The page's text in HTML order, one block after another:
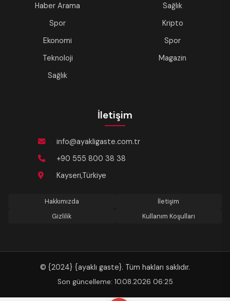
Haber Arama
Spor
Ekonomi
Teknoloji
Sağlık
Sağlık
Kripto
Spor
Magazin
İletişim
info@ayakligaste.com.tr
+90 555 800 38 38
Kayseri,Türkiye
Hakkımızda
İletişim
Gizlilik
Kullanım Koşulları
© {2024} {ayaklı gaste}. Tüm hakları saklıdır.
Son güncelleme: 10.08.2026 06:25